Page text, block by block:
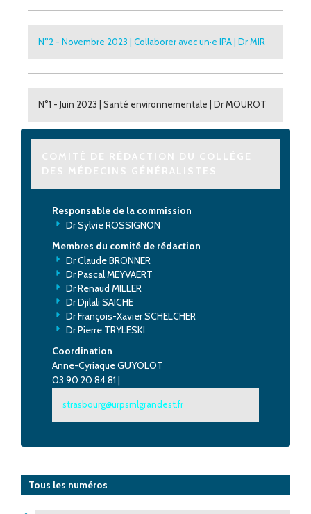
N°2 - Novembre 2023 | Collaborer avec un·e IPA | Dr MIR
N°1 - Juin 2023 | Santé environnementale | Dr MOUROT
COMITÉ DE RÉDACTION DU COLLÈGE
DES MÉDECINS GÉNÉRALISTES
Responsable de la commission
Dr Sylvie ROSSIGNON
Membres du comité de rédaction
Dr Claude BRONNER
Dr Pascal MEYVAERT
Dr Renaud MILLER
Dr Djilali SAICHE
Dr François-Xavier SCHELCHER
Dr Pierre TRYLESKI
Coordination
Anne-Cyriaque GUYOLOT
03 90 20 84 81 |
strasbourg@urpsmlgrandest.fr
Tous les numéros